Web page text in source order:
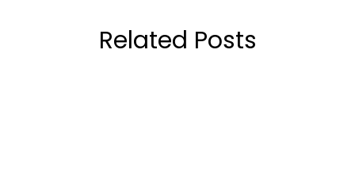
Related Posts